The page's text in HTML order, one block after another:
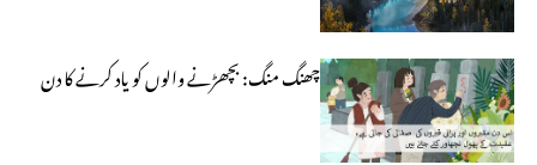
چھنگ منگ: بچھڑنے والوں کو یاد کرنے کا دن